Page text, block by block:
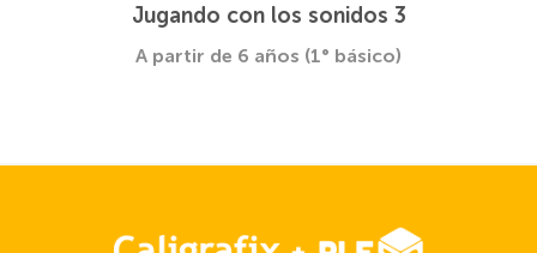
Jugando con los sonidos 3
A partir de 6 años (1° básico)